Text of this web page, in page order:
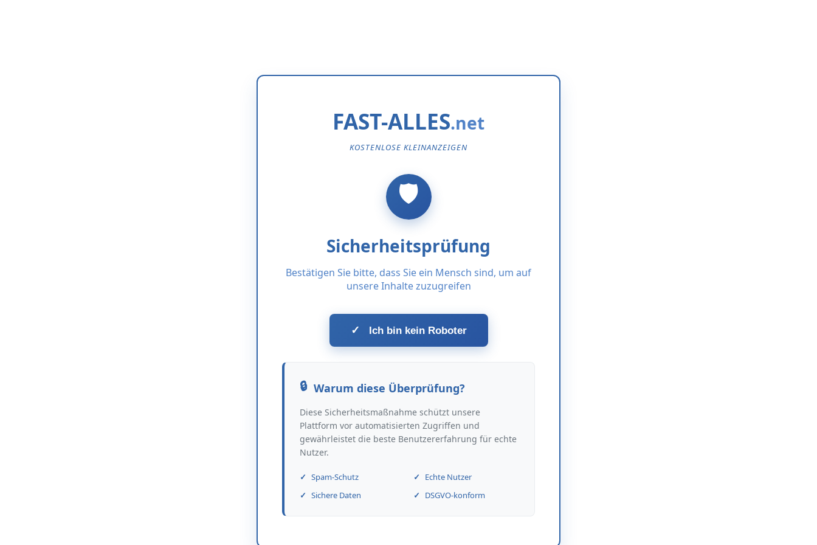
FAST-ALLES
KOSTENLOSE KLEINANZEIGEN
Sicherheitsprüfung
Bestätigen Sie bitte, dass Sie ein Mensch sind, um auf
unsere Inhalte zuzugreifen
✓ Ich bin kein Roboter
Warum diese Überprüfung?
Diese Sicherheitsmaßnahme schützt unsere
Plattform vor automatisierten Zugriffen und
gewährleistet die beste Benutzererfahrung für echte
Nutzer.
Spam-Schutz
Echte Nutzer
Sichere Daten
DSGVO-konform